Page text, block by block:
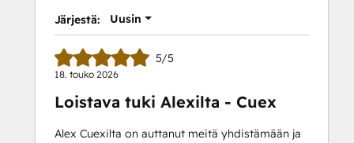
Järjestä:
Uusin
5/5
18. touko 2026
Loistava tuki Alexilta - Cuex
Alex Cuexilta on auttanut meitä yhdistämään ja